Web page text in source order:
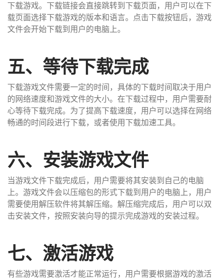
下载游戏。下载链接会直接跳转到下载页面，用户可以在下
载页面选择下载游戏的版本和语言。点击下载按钮后，游戏
文件会开始下载到用户的电脑上。
五、等待下载完成
下载游戏文件需要一定的时间，具体的下载时间取决于用户
的网络速度和游戏文件的大小。在下载过程中，用户需要耐
心等待下载完成。为了提高下载速度，用户可以选择在网络
畅通的时间段进行下载，或者使用下载加速工具。
六、安装游戏文件
当游戏文件下载完成后，用户需要将其安装到自己的电脑
上。游戏文件会以压缩包的形式下载到用户的电脑上，用户
需要使用解压软件将其解压缩。解压缩完成后，用户可以双
击安装文件，按照安装向导的提示完成游戏的安装过程。
七、激活游戏
有些游戏需要激活才能正常运行，用户需要根据游戏的激活